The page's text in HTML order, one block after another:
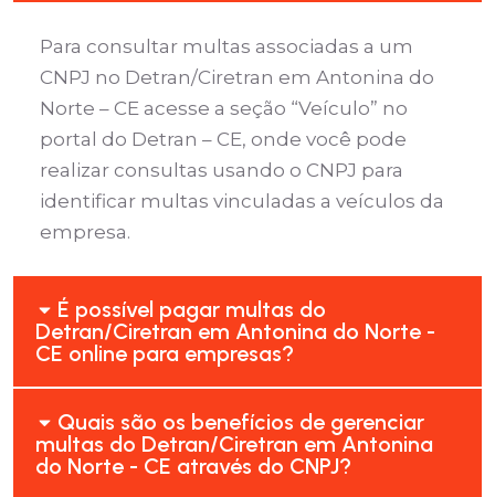
Para consultar multas associadas a um
CNPJ no Detran/Ciretran em Antonina do
Norte – CE acesse a seção “Veículo” no
portal do Detran – CE, onde você pode
realizar consultas usando o CNPJ para
identificar multas vinculadas a veículos da
empresa.
É possível pagar multas do
Detran/Ciretran em Antonina do Norte -
CE online para empresas?
Quais são os benefícios de gerenciar
multas do Detran/Ciretran em Antonina
do Norte - CE através do CNPJ?